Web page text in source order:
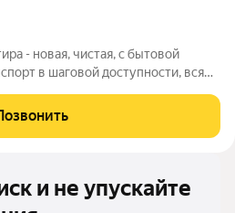
- новая, чистая, с бытовой
в шаговой доступности, вся
НА ДЛИТЕЛЬНЫЙ СРОК!!!
и не упускайте